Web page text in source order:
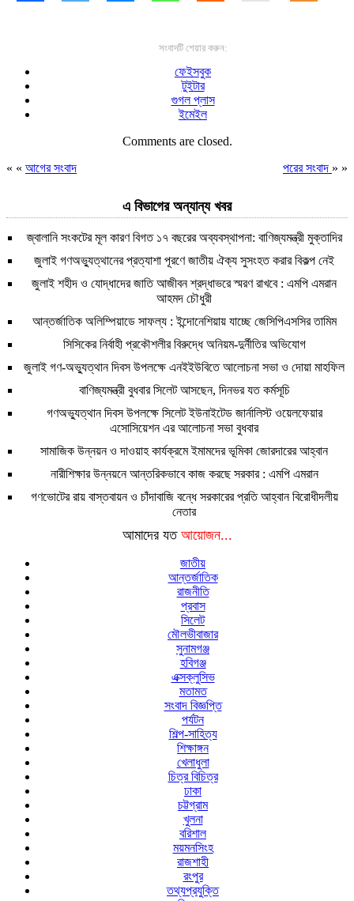
সংবাদটি শেয়ার করুন:
ফেইসবুক
টুইটার
গুগল প্লাস
ইমেইল
Comments are closed.
« « আগের সংবাদ পরের সংবাদ » »
এ বিভাগের অন্যান্য খবর
জ্বালানি সংকটের মূল কারণ বিগত ১৭ বছরের অব্যবস্থাপনা: বাণিজ্যমন্ত্রী মুক্তাদির
জুলাই গণঅভ্যুত্থানের প্রত্যাশা পূরণে জাতীয় ঐক্য সুসংহত করার বিকল্প নেই
জুলাই শহীদ ও যোদ্ধাদের জাতি আজীবন শ্রদ্ধাভরে স্মরণ রাখবে : এমপি এমরান
আহমদ চৌধুরী
আন্তর্জাতিক অলিম্পিয়াডে সাফল্য : ইন্দোনেশিয়ায় যাচ্ছে জেসিপিএসসির তামিম
সিসিকের নির্বাহী প্রকৌশলীর বিরুদ্ধে অনিয়ম-দুর্নীতির অভিযোগ
জুলাই গণ-অভ্যুত্থান দিবস উপলক্ষে এনইইউবিতে আলোচনা সভা ও দোয়া মাহফিল
বাণিজ্যমন্ত্রী বুধবার সিলেট আসছেন, দিনভর যত কর্মসূচি
গণঅভ্যুত্থান দিবস উপলক্ষে সিলেট ইউনাইটেড জার্নালিস্ট ওয়েলফেয়ার
এসোসিয়েশন এর আলোচনা সভা বুধবার
সামাজিক উন্নয়ন ও দাওয়াহ কার্যক্রমে ইমামদের ভূমিকা জোরদারের আহ্বান
নারীশিক্ষার উন্নয়নে আন্তরিকভাবে কাজ করছে সরকার : এমপি এমরান
গণভোটের রায় বাস্তবায়ন ও চাঁদাবাজি বন্ধে সরকারের প্রতি আহ্বান বিরোধীদলীয়
নেতার
আমাদের যত আয়োজন...
জাতীয়
আন্তর্জাতিক
রাজনীতি
প্রবাস
সিলেট
মৌলভীবাজার
সুনামগঞ্জ
হবিগঞ্জ
এক্সক্লুসিভ
মতামত
সংবাদ বিজ্ঞপ্তি
পর্যটন
শিল্প-সাহিত্য
শিক্ষাঙ্গন
খেলাধুলা
চিত্র বিচিত্র
ঢাকা
চট্টগ্রাম
খুলনা
বরিশাল
ময়মনসিংহ
রাজশাহী
রংপুর
তথ্যপ্রযুক্তি